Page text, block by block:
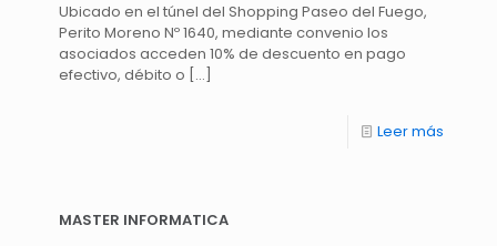
Ubicado en el túnel del Shopping Paseo del Fuego,
Perito Moreno Nº 1640, mediante convenio los
asociados acceden 10% de descuento en pago
efectivo, débito o […]
Leer más
MASTER INFORMATICA